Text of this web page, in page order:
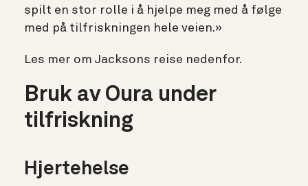
spilt en stor rolle i å hjelpe meg med å følge
med på tilfriskningen hele veien.»
Les mer om Jacksons reise nedenfor.
Bruk av Oura under
tilfriskning
Hjertehelse